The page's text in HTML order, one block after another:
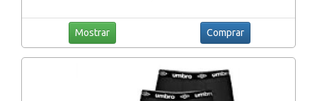
Mostrar Comprar